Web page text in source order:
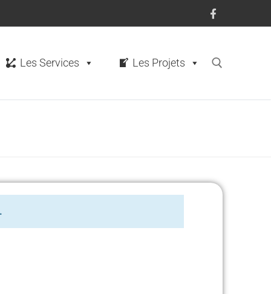
Les Services Les Projets